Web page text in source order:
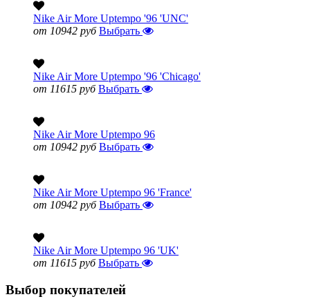
Nike Air More Uptempo '96 'UNC'
от 10942 руб Выбрать
Nike Air More Uptempo '96 'Chicago'
от 11615 руб Выбрать
Nike Air More Uptempo 96
от 10942 руб Выбрать
Nike Air More Uptempo 96 'France'
от 10942 руб Выбрать
Nike Air More Uptempo 96 'UK'
от 11615 руб Выбрать
Выбор покупателей